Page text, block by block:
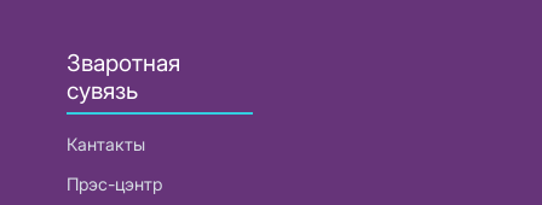
Зваротная
сувязь
Кантакты
Прэс-цэнтр